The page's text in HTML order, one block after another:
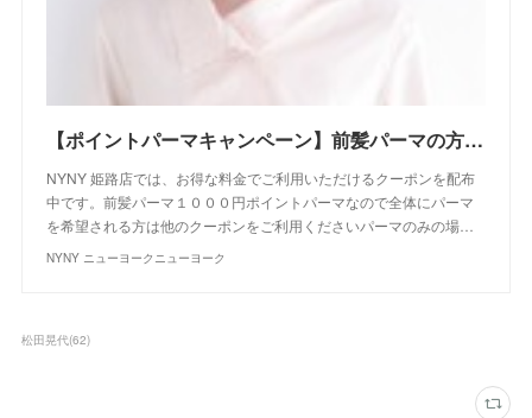
【ポイントパーマキャンペーン】前髪パーマの方用｜クーポン｜美容室 NYNY NYNY 姫路店｜ヘアサロン・美容院｜ニューヨークニューヨーク
NYNY 姫路店では、お得な料金でご利用いただけるクーポンを配布
中です。前髪パーマ１０００円ポイントパーマなので全体にパーマ
を希望される方は他のクーポンをご利用くださいパーマのみの場…
NYNY ニューヨークニューヨーク
松田晃代(62)